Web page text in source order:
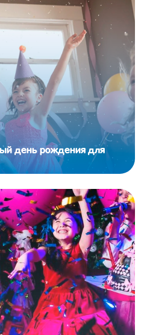
день рождения для